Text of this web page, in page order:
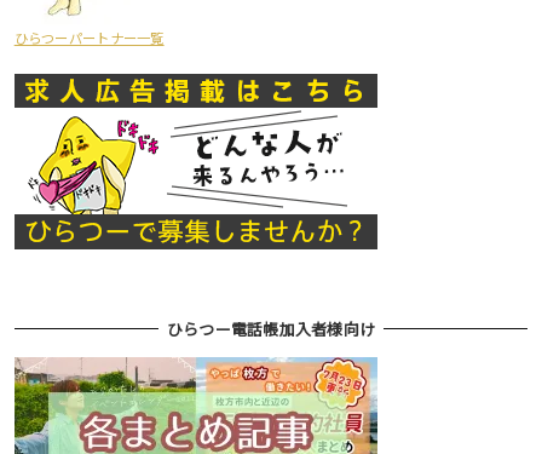
ひらつーパートナー一覧
ひらつー電話帳加入者様向け